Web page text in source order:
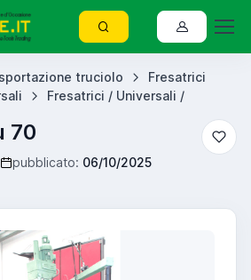
truciolo
Fresatrici
Fresatrici / Universali /
70
pubblicato: 06/10/2025